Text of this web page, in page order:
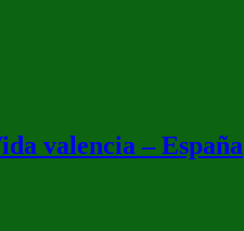
valencia – España